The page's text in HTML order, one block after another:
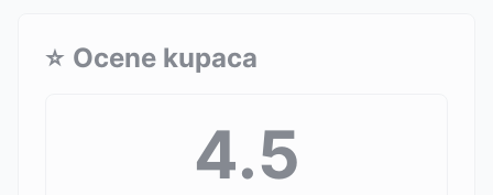
⭐ Ocene kupaca
4.5